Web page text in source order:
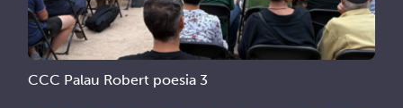
CCC Palau Robert poesia 3